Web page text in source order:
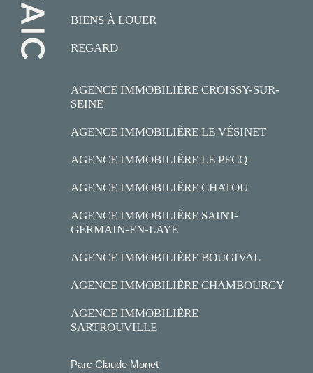
BIENS À LOUER
REGARD
AGENCE IMMOBILIÈRE CROISSY-SUR-
SEINE
AGENCE IMMOBILIÈRE LE VÉSINET
AGENCE IMMOBILIÈRE LE PECQ
AGENCE IMMOBILIÈRE CHATOU
AGENCE IMMOBILIÈRE SAINT-
GERMAIN-EN-LAYE
AGENCE IMMOBILIÈRE BOUGIVAL
AGENCE IMMOBILIÈRE CHAMBOURCY
AGENCE IMMOBILIÈRE
SARTROUVILLE
Parc Claude Monet